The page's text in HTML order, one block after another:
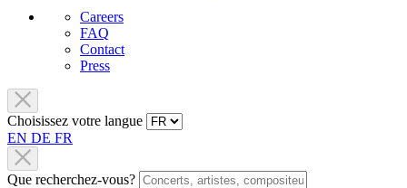
Careers
FAQ
Contact
Press
Choisissez votre langue
EN DE FR
Que recherchez-vous?